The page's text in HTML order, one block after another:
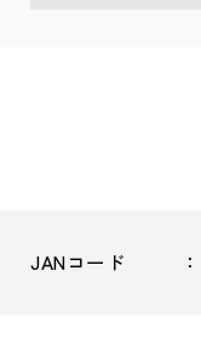
JANコード